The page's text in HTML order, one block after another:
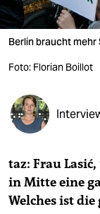
verlag
verlag
veranstaltungen
shop
fragen & hilfe
abo
genossenschaft
Berlin braucht
Foto: Florian Boillot
taz: Frau
in Mitte eine
Welches ist die